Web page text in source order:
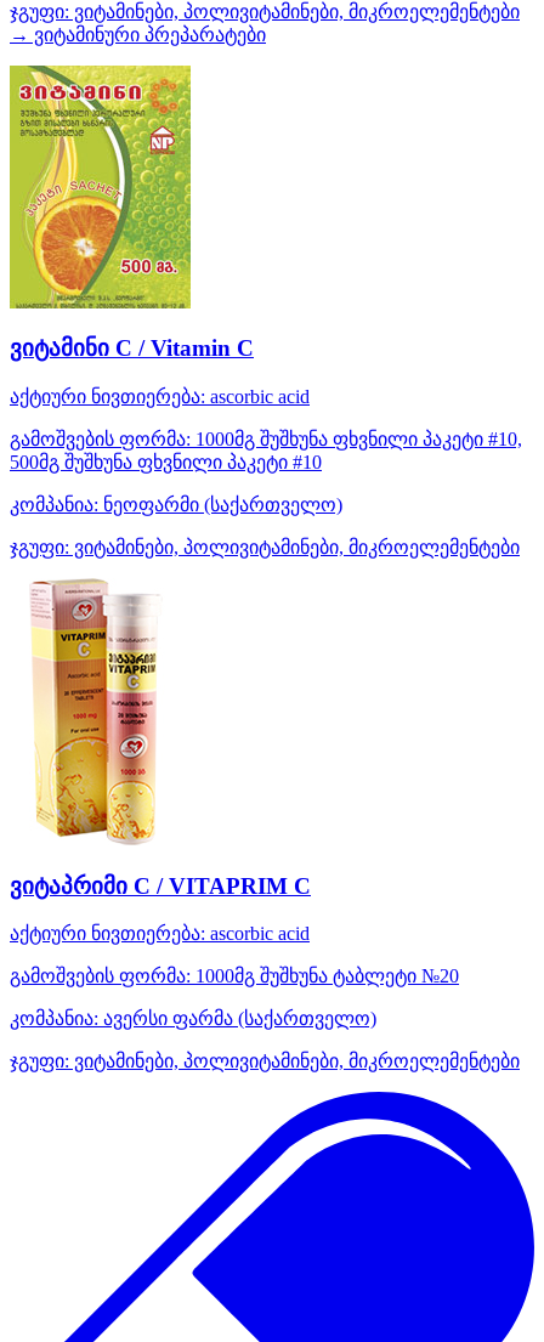
ჯგუფი: ვიტამინები, პოლივიტამინები, მიკროელემენტები
→ ვიტამინური პრეპარატები
ვიტამინი С / Vitamin C
აქტიური ნივთიერება: ascorbic acid
გამოშვების ფორმა: 1000მგ შუშხუნა ფხვნილი პაკეტი #10,
500მგ შუშხუნა ფხვნილი პაკეტი #10
კომპანია: ნეოფარმი (საქართველო)
ჯგუფი: ვიტამინები, პოლივიტამინები, მიკროელემენტები
ვიტაპრიმი C / VITAPRIM C
აქტიური ნივთიერება: ascorbic acid
გამოშვების ფორმა: 1000მგ შუშხუნა ტაბლეტი №20
კომპანია: ავერსი ფარმა (საქართველო)
ჯგუფი: ვიტამინები, პოლივიტამინები, მიკროელემენტები